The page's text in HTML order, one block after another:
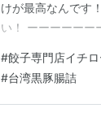
けが最高なんです
い！ ーーーーー
全国に広めたお店
ッピング、ぐ…
#餃子専門店イチロ
#台湾黒豚腸詰